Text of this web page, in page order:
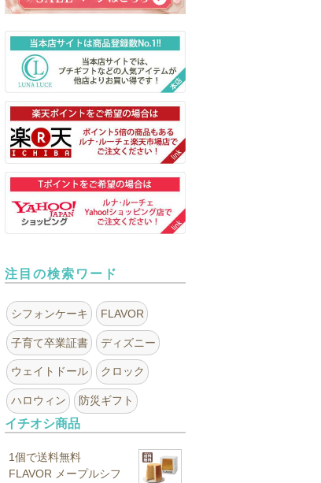
注目の検索ワード
シフォンケーキ FLAVOR
子育て卒業証書 ディズニー
ウェイトドール クロック
ハロウィン 防災ギフト
イチオシ商品
1個で送料無料
FLAVOR メープルシフ